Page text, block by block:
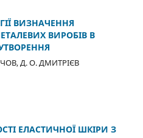
ВИЗНАЧЕННЯ
ВИРОБІВ В
Д. О. ДМИТРІЄВ
ЕЛАСТИЧНОЇ ШКІРИ З